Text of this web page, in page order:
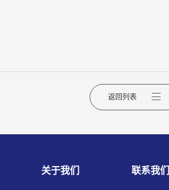
返回列表
关于我们 联系我们